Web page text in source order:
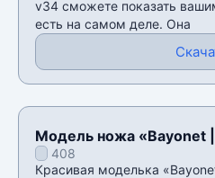
v34 сможете показать
есть на самом деле. Она
Модель ножа «Bayonet
CSS v34
408
Красивая моделька